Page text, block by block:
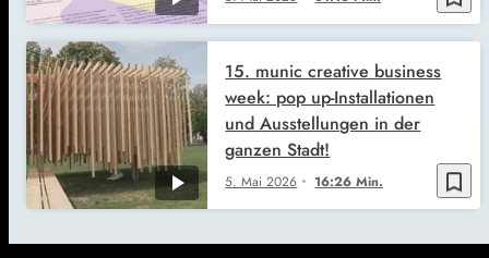
bookmark_border
5. Mai 2026 16:26 Min.
15. munic creative business
week: pop up-Installationen
und Ausstellungen in der
ganzen Stadt!